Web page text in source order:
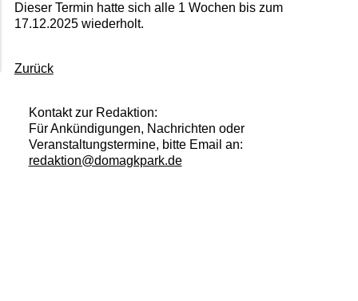
Dieser Termin hatte sich alle 1 Wochen bis zum
17.12.2025 wiederholt.
Zurück
Kontakt zur Redaktion:
Für Ankündigungen, Nachrichten oder
Veranstaltungstermine, bitte Email an:
redaktion@domagkpark.de